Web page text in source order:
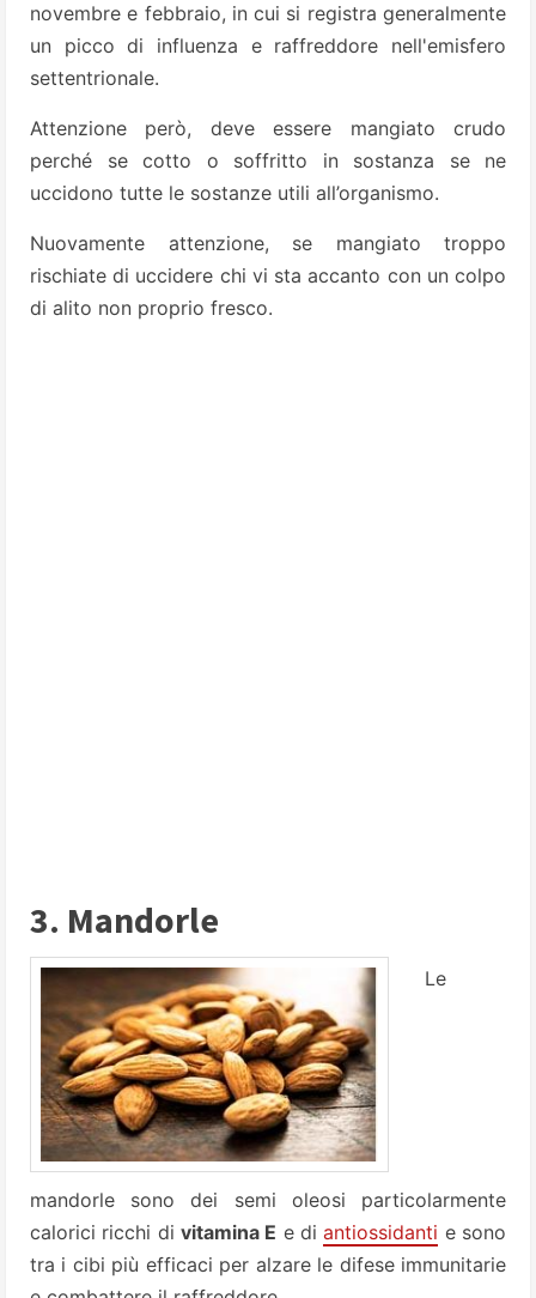
novembre e febbraio, in cui si registra generalmente
un picco di influenza e raffreddore nell'emisfero
settentrionale.
Attenzione però, deve essere mangiato crudo
perché se cotto o soffritto in sostanza se ne
uccidono tutte le sostanze utili all’organismo.
Nuovamente attenzione, se mangiato troppo
rischiate di uccidere chi vi sta accanto con un colpo
di alito non proprio fresco.
3. Mandorle
Le
mandorle sono dei semi oleosi particolarmente
calorici ricchi di vitamina E e diantiossidanti e sono
tra i cibi più efficaci per alzare le difese immunitarie